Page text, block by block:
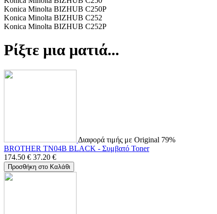
Konica Minolta BIZHUB C250P
Konica Minolta BIZHUB C252
Konica Minolta BIZHUB C252P
Ρίξτε μια ματιά...
Διαφορά τιμής με Original 79%
BROTHER TN04B BLACK - Συμβατό Toner
174.50 € 37.20 €
Προσθήκη στο Καλάθι